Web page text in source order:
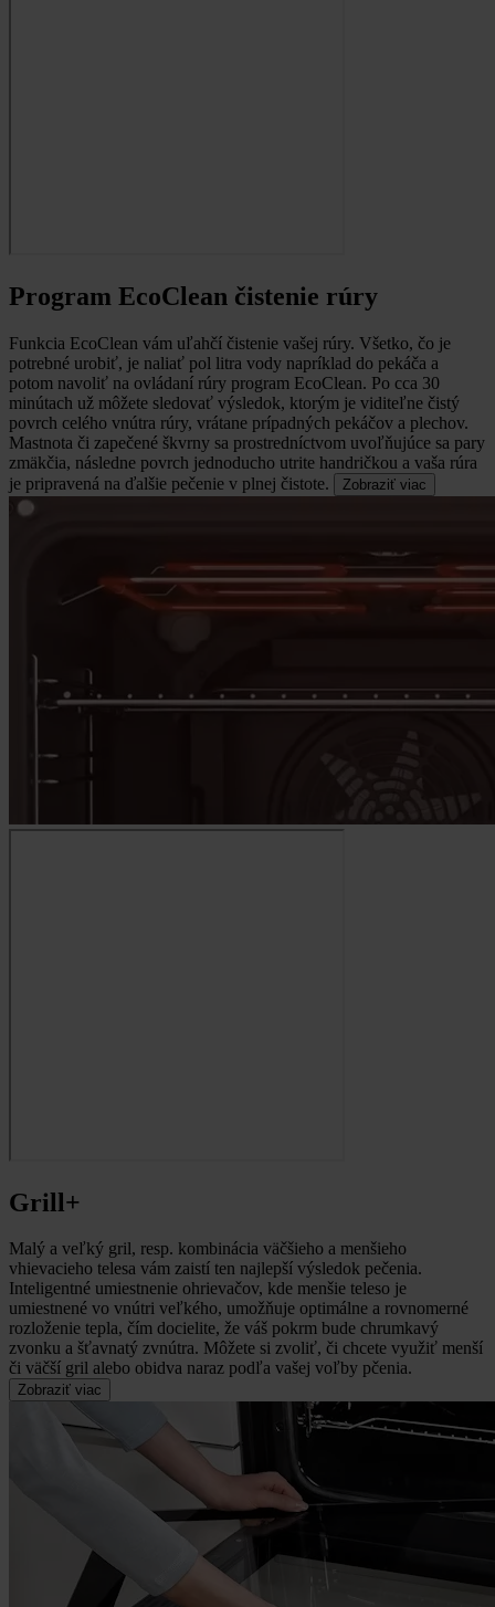
Program EcoClean čistenie rúry
Funkcia EcoClean vám uľahčí čistenie vašej rúry. Všetko, čo je
potrebné urobiť, je naliať pol litra vody napríklad do pekáča a
potom navoliť na ovládaní rúry program EcoClean. Po cca 30
minútach už môžete sledovať výsledok, ktorým je viditeľne čistý
povrch celého vnútra rúry, vrátane prípadných pekáčov a plechov.
Mastnota či zapečené škvrny sa prostredníctvom uvoľňujúce sa pary
zmäkčia, následne povrch jednoducho utrite handričkou a vaša rúra
je pripravená na ďalšie pečenie v plnej čistote.
Zobraziť viac
Grill+
Malý a veľký gril, resp. kombinácia väčšieho a menšieho
vhievacieho telesa vám zaistí ten najlepší výsledok pečenia.
Inteligentné umiestnenie ohrievačov, kde menšie teleso je
umiestnené vo vnútri veľkého, umožňuje optimálne a rovnomerné
rozloženie tepla, čím docielite, že váš pokrm bude chrumkavý
zvonku a šťavnatý zvnútra. Môžete si zvoliť, či chcete využiť menší
či väčší gril alebo obidva naraz podľa vašej voľby pčenia.
Zobraziť viac